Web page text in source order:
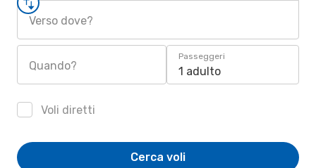
Verso dove?
Quando?
Passeggeri
1 adulto
Voli diretti
Cerca voli